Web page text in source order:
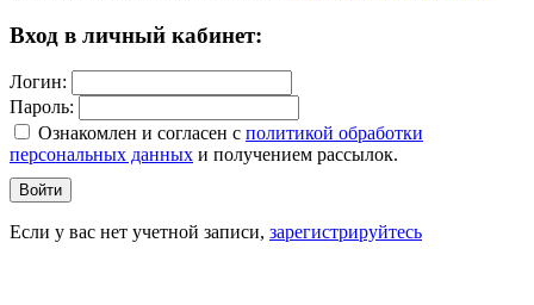
Вход в личный кабинет:
Логин:
Пароль:
Ознакомлен и согласен c политикой обработки
персональных данных и получением рассылок.
Войти
Если у вас нет учетной записи, зарегистрируйтесь